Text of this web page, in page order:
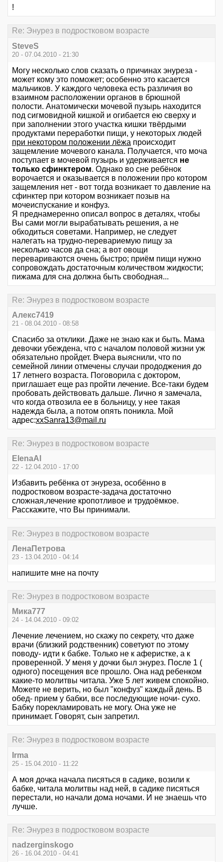
!
Re: Энурез в подростковом возрасте
SteveS
20 - 07.04.2010 - 21:30
Могу несколько слов сказать о причинах энуреза -
может кому это поможет; особенно это касается
мальчиков. У каждого человека есть различия во
взаимном расположении органов в брюшной
полости. Анатомически мочевой пузырь находится
под сигмовидной кишкой и огибается ею сверху и
при заполнении этого участка кишки твёрдыми
продуктами переработки пищи, у некоторых людей
при некотором положении лёжа происходит
защемление мочевого канала. Получается, что моча
поступает в мочевой пузырь и удерживается не
только сфинктером. Однако во сне ребёнок
ворочается и оказывается в положении про котором
защемления нет - вот тогда возникает то давление на
сфинктер при котором возникает позыв на
мочеиспускание и конфуз.
Я преднамеренно описал вопрос в деталях, чтобы
Вы сами могли вырабатывать решения, а не
обходиться советами. Например, не следует
налегать на трудно-перевариемую пищу за
несколько часов да сна; а вот овощи
перевариваются очень быстро; приём пищи нужно
сопровождать достаточным количеством жидкости;
пижама для сна должна быть свободная...
Re: Энурез в подростковом возрасте
Алекс7419
21 - 08.04.2010 - 08:58
Спасибо за отклики. Даже не знаю как и быть. Мама
девочки убеждена, что с началом половой жизни уж
обязательно пройдет. Вчера выяснили, что по
семейной линии отмечены случаи прододжения до
17 летнего возраста. Поговорила с доктором,
приглашает еще раз пройти лечение. Все-таки будем
пробовать действовать дальше. Лично я замечала,
что когда отвозила ее в больницу, у нее такая
надежда была, а потом опять поникла. Мой
адрес:xxSanra13@mail.ru
Re: Энурез в подростковом возрасте
ElenaAl
22 - 12.04.2010 - 17:00
Избавить ребёнка от энуреза, особённо в
подростковом возрасте-задача достаточно
сложная,лечение кропотливое и трудоёмкое.
Расскажите, что Вы принимали.
Re: Энурез в подростковом возрасте
ЛенаПетрова
23 - 13.04.2010 - 04:14
напишите мне на почту
Re: Энурез в подростковом возрасте
Мика777
24 - 14.04.2010 - 09:02
Лечение лечением, но скажу по секрету, что даже
врачи (близкий родственник) советуют по этому
поводу- идти к бабке. Только не к аферистке, а к
проверенной. У меня у дочки был энурез. После 1 (
одного) посещения все прошло. Она над ребенком
какие-то молитвы читала. Уже 5 лет живем спокойно.
Можете не верить, но был "конфуз" каждый день. В
обед- прием у бабки, все последующие ночи- сухо.
Бабку порекламировать не могу. Она уже не
принимает. Говорят, сын запретил.
Re: Энурез в подростковом возрасте
Irma
25 - 15.04.2010 - 11:22
А моя дочка начала писяться в садике, возили к
бабке, читала молитвы над ней, в садике писяться
перестали, но начали дома ночами. И не знаешь что
лучше.
Re: Энурез в подростковом возрасте
nadzerginskogo
26 - 16.04.2010 - 04:41